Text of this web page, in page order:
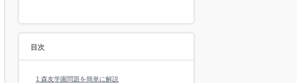
目次
1 森友学園問題を簡単に解説